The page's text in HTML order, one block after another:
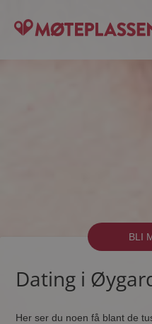
BLI
Dating i
Her ser du noen få blant de